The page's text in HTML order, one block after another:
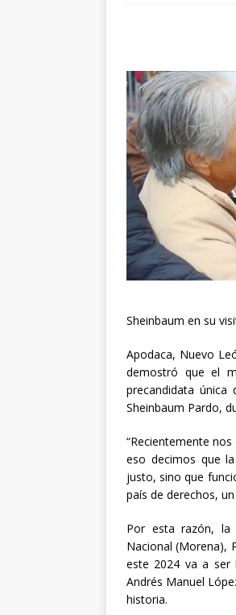
Sheinbaum en su
Apodaca, Nuevo
demostró que el
precandidata única
Sheinbaum Pardo,
“Recientemente
eso decimos que
justo, sino que
país de derechos,
Por esta razón, la
Nacional (Morena),
este 2024 va a ser
Andrés Manuel
historia.